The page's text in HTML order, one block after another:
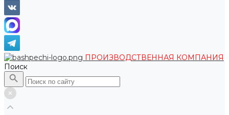
ПРОИЗВОДСТВЕННАЯ КОМПАНИЯ
Поиск